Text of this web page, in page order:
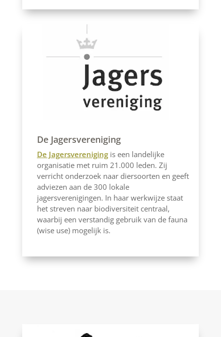
De Jagersvereniging
De Jagersverenigingis een landelijke
organisatie met ruim 21.000 leden. Zij
verricht onderzoek naar diersoorten en geeft
adviezen aan de 300 lokale
jagersverenigingen. In haar werkwijze staat
het streven naar biodiversiteit centraal,
waarbij een verstandig gebruik van de fauna
(wise use) mogelijk is.